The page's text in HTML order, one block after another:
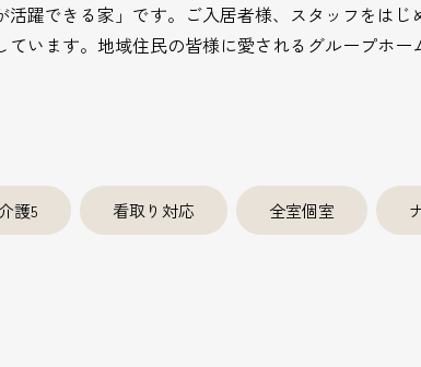
躍できる家」です。ご入居者様、スタッフをは
います。地域住民の皆様に愛されるグループホー
護5 看取り対応 全室個室